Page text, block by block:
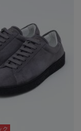
ク